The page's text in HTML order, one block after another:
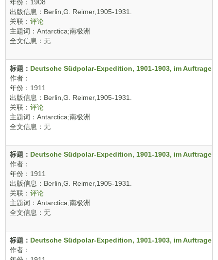
年份：1908
出版信息：Berlin,G. Reimer,1905-1931.
关联： 评论
主题词：Antarctica;南极洲
全文信息：无
标题： Deutsche Südpolar-Expedition, 1901-1903, im
作者：
年份：1911
出版信息：Berlin,G. Reimer,1905-1931.
关联： 评论
主题词：Antarctica;南极洲
全文信息：无
标题： Deutsche Südpolar-Expedition, 1901-1903, im
作者：
年份：1911
出版信息：Berlin,G. Reimer,1905-1931.
关联： 评论
主题词：Antarctica;南极洲
全文信息：无
标题： Deutsche Südpolar-Expedition, 1901-1903, im
作者：